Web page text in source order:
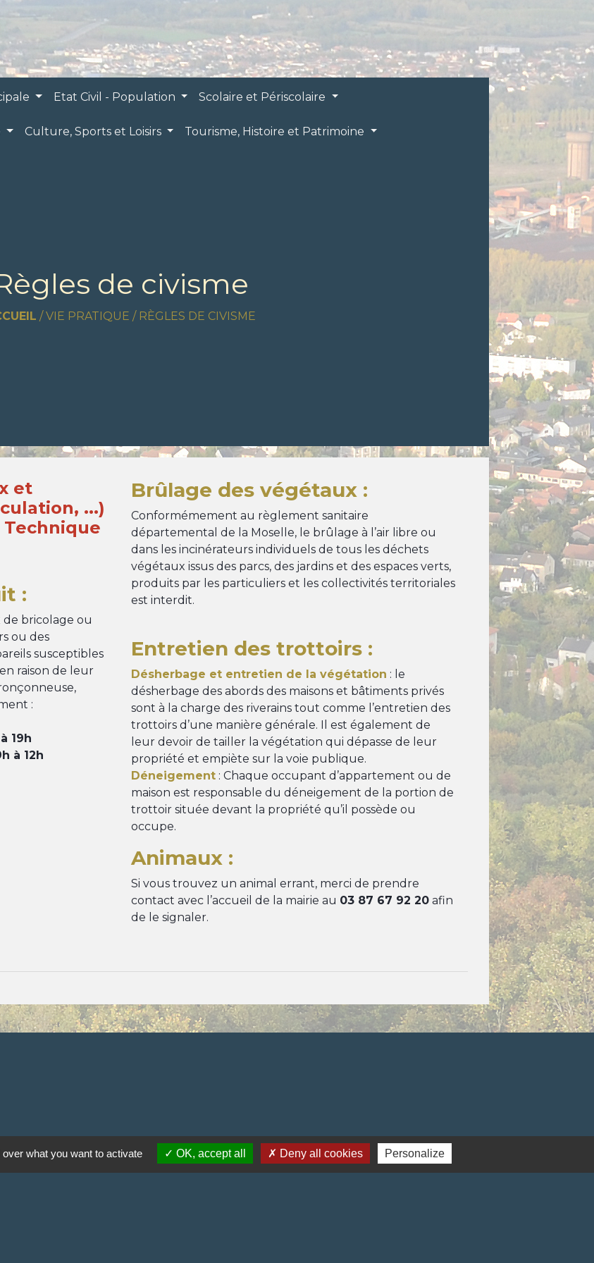
Etat Civil - Population Scolaire et Périscolaire
Culture, Sports et Loisirs Tourisme, Histoire et Patrimoine
de civisme
/VIE PRATIQUE / RÈGLES DE CIVISME
et
...)
:
de bricolage ou
ou des
susceptibles
raison de leur
:
19h
à 12h
Brûlage des végétaux :
Conformémement au règlement sanitaire
départemental de la Moselle, le brûlage à l’air libre ou
dans les incinérateurs individuels de tous les déchets
végétaux issus des parcs, des jardins et des espaces verts,
produits par les particuliers et les collectivités territoriales
est interdit.
Entretien des trottoirs :
Désherbage et entretien de la végétation : le
désherbage des abords des maisons et bâtiments privés
sont à la charge des riverains tout comme l’entretien des
trottoirs d’une manière générale. Il est également de
leur devoir de tailler la végétation qui dépasse de leur
propriété et empiète sur la voie publique.
Déneigement : Chaque occupant d’appartement ou de
maison est responsable du déneigement de la portion de
trottoir située devant la propriété qu’il possède ou
occupe.
Animaux :
Si vous trouvez un animal errant, merci de prendre
contact avec l’accueil de la mairie au 03 87 67 92 20 afin
de le signaler.
what you want to activate OK, accept all Deny all cookies Personalize